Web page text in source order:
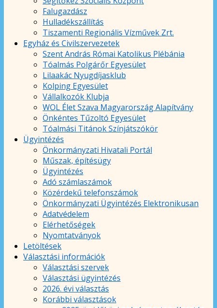
Falugazdász
Hulladékszállítás
Tiszamenti Regionális Vízművek Zrt.
Egyház és Civilszervezetek
Szent András Római Katolikus Plébánia
Tóalmás Polgárőr Egyesület
Lilaakác Nyugdíjasklub
Kolping Egyesület
Vállalkozók Klubja
WOL Élet Szava Magyarország Alapítvány
Önkéntes Tűzoltó Egyesület
Tóalmási Titánok Színjátszókör
Ügyintézés
Önkormányzati Hivatali Portál
Műszak, építésügy
Ügyintézés
Adó számlaszámok
Közérdekű telefonszámok
Önkormányzati Ügyintézés Elektronikusan
Adatvédelem
Elérhetőségek
Nyomtatványok
Letöltések
Választási információk
Választási szervek
Választási ügyintézés
2026. évi választás
Korábbi választások